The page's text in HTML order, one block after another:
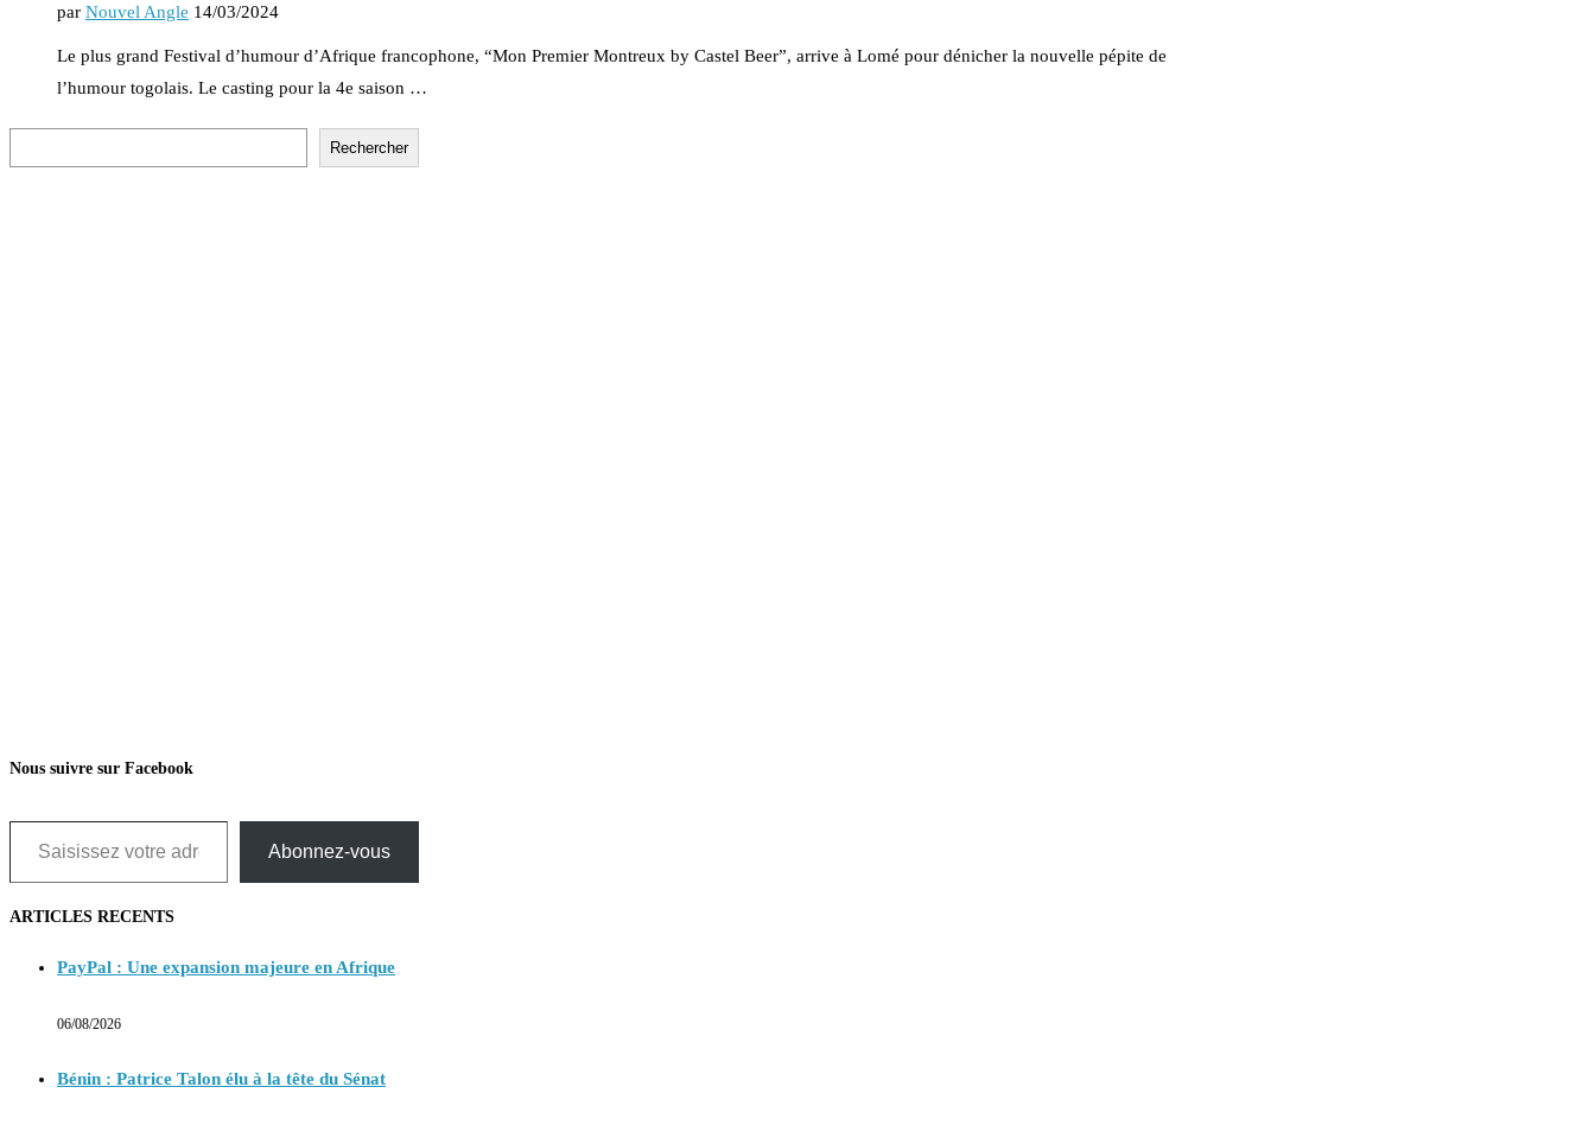
par Nouvel Angle 14/03/2024
Le plus grand Festival d’humour d’Afrique francophone, “Mon Premier Montreux by Castel Beer”, arrive à Lomé pour dénicher la nouvelle pépite de
l’humour togolais. Le casting pour la 4e saison …
Rechercher
Rechercher
Nous suivre sur Facebook
Saisissez votre adresse e-mail…
Abonnez-vous
ARTICLES RECENTS
PayPal : Une expansion majeure en Afrique
06/08/2026
Bénin : Patrice Talon élu à la tête du Sénat